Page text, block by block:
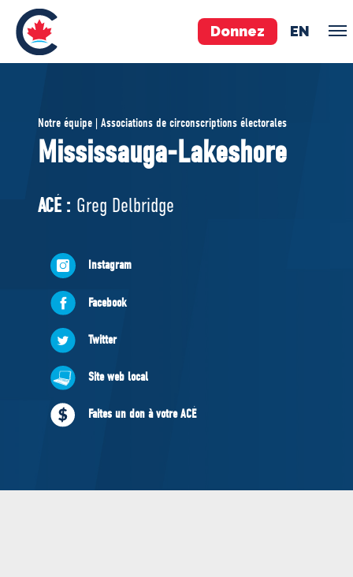
Donnez EN
ÉQUIPE
Pierre Poilievre
Vos députés conservateurs
Cabinet fantôme
Exécutif national
À PROPOS
Documents constitutifs
MÉDIAS
BÉNÉVOLE
ADHÉREZ
Notre équipe | Associations de circonscriptions électorales
Mississauga-Lakeshore
ACÉ : Greg Delbridge
Instagram
Facebook
Twitter
Site web local
Faites un don à votre ACÉ